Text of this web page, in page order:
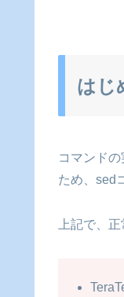
はじ
コマンド
ため、sed
上記で、